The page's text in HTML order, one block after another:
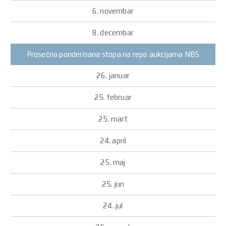
Prosečna ponderisana stopa na repo aukcijama NBS